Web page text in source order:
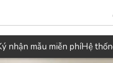
nhận mẫu miễn phíHệ